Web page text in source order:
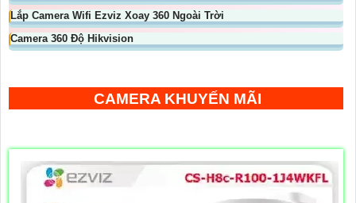
Lắp Camera Wifi Ezviz Xoay 360 Ngoài Trời
Camera 360 Độ Hikvision
CAMERA KHUYẾN MÃI